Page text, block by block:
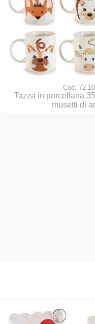
Cod.
Tazza in porcellana
musetti di